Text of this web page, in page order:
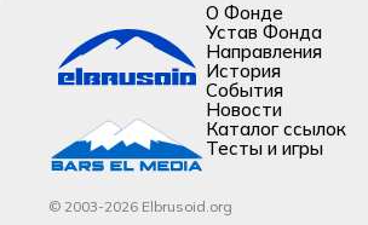
О Фонде
Устав Фонда
Направления
История
События
Новости
Каталог ссылок
Тесты и игры
© 2003-2026 Elbrusoid.org